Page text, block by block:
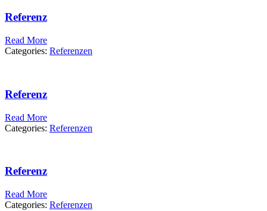
Referenz
Read More
Categories: Referenzen
Referenz
Read More
Categories: Referenzen
Referenz
Read More
Categories: Referenzen